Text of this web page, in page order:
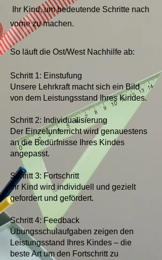
Ihr Kind, um bedeutende Schritte nach
vorne zu machen.
So läuft die Ost/West Nachhilfe ab:
Schritt 1: Einstufung
Unsere Lehrkraft macht sich ein Bild
von dem Leistungsstand Ihres Kindes.
Schritt 2: Individualisierung
Der Einzelunterricht wird genauestens
an die Bedürfnisse Ihres Kindes
angepasst.
Schritt 3: Fortschritt
Ihr Kind wird individuell und gezielt
gefordert und gefördert.
Schritt 4: Feedback
Übungsschulaufgaben zeigen den
Leistungsstand Ihres Kindes – die
beste Art um den Fortschritt zu